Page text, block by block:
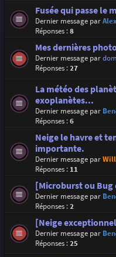
Fusée qui passe le
Dernier message par
Réponses :8
Mes dernières
Dernier message par
Réponses :27
La météo des
exoplanètes...
Dernier message par
Réponses :6
Neige le havre et
importante.
Dernier message par
Réponses : 11
[Microburst ou
Dernier message par
Réponses :2
[Neige
Dernier message par
Réponses :25